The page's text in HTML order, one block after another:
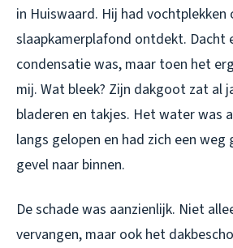
in Huiswaard. Hij had vochtplekken
slaapkamerplafond ontdekt. Dacht
condensatie was, maar toen het
mij. Wat bleek? Zijn dakgoot zat al
bladeren en takjes. Het water was
langs gelopen en had zich een
gevel naar binnen.
De schade was aanzienlijk. Niet
vervangen, maar ook het